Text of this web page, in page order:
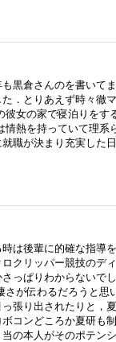
黒倉さんのを書いて
．とりあえず時々徹
女の家で寝泊りをす
熱を持っていて理系
職が決まり充実した
は後輩に的確な指導
クリッパー競技のデ
っぱりわからないで
さが伝わるだろうと
張り出されたりと，
コンどころか夏研も
の本人がそのポテン